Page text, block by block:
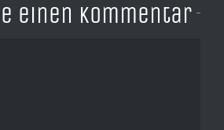
einen Kommentar